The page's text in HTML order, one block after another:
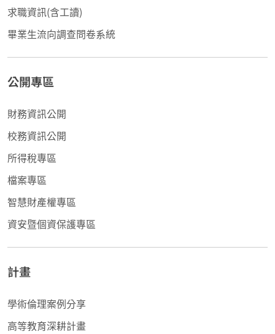
求職資訊(含工讀)
畢業生流向調查問卷系統
公開專區
財務資訊公開
校務資訊公開
所得稅專區
檔案專區
智慧財產權專區
資安暨個資保護專區
計畫
學術倫理案例分享
高等教育深耕計畫